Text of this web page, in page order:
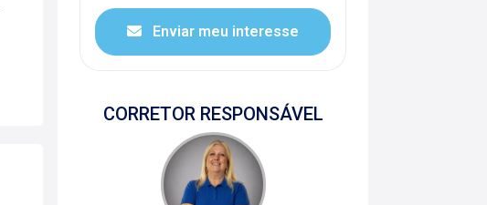
Enviar meu interesse
CORRETOR RESPONSÁVEL